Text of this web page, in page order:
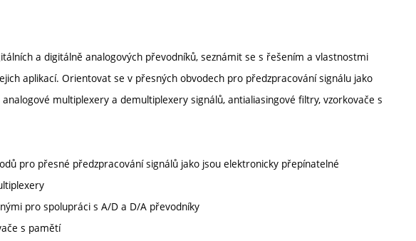
a digitálně analogových převodníků, seznámit se s řešením a vlastnostmi
aplikací. Orientovat se v přesných obvodech pro předzpracování signálu jako
multiplexery a demultiplexery signálů, antialiasingové filtry, vzorkovače s
pro přesné předzpracování signálů jako jsou elektronicky přepínatelné
pro spolupráci s A/D a D/A převodníky
s pamětí